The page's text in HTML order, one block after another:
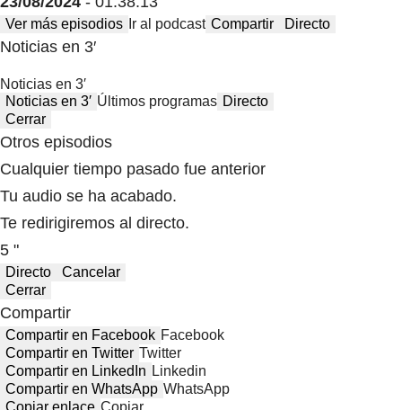
Ver más episodios Ir al podcast Compartir Directo
Noticias en 3′
Noticias en 3′
Noticias en 3′ Últimos programas Directo
Cerrar
Otros episodios
Cualquier tiempo pasado fue anterior
Tu audio se ha acabado.
Te redirigiremos al directo.
5 "
Directo
Cancelar
Cerrar
Compartir
Compartir en Facebook Facebook
Compartir en Twitter Twitter
Compartir en LinkedIn Linkedin
Compartir en WhatsApp WhatsApp